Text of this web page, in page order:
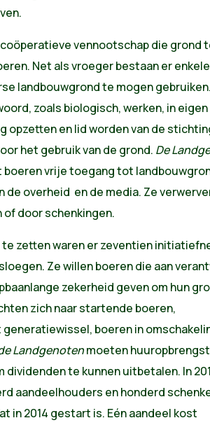
vennootschap die grond
Net als vroeger bestaan er enkele
landbouwgrond te mogen
zoals biologisch, werken, in eigen
opzetten en lid worden van de
het gebruik van de grond. De
vrije toegang tot
de overheid en de media. Ze
of door schenkingen.
zetten waren er zeventien
Ze willen boeren die aan
zekerheid geven om hun
zich naar startende boeren,
boeren in
Landgenotenmoeten
dividenden te kunnen uitbetalen. In
aandeelhouders en honderd
in 2014 gestart is. Eén aandeel kost